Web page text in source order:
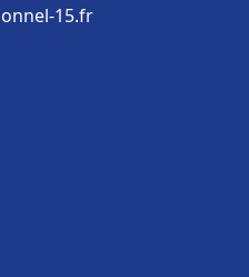
15.fr